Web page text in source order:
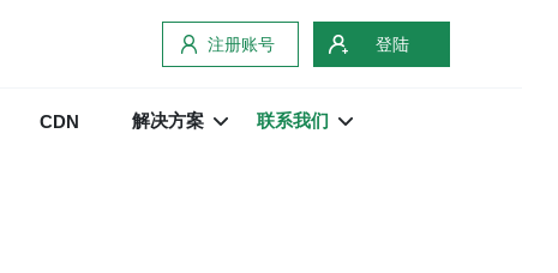
注册账号 登陆
CDN 解决方案 联系我们